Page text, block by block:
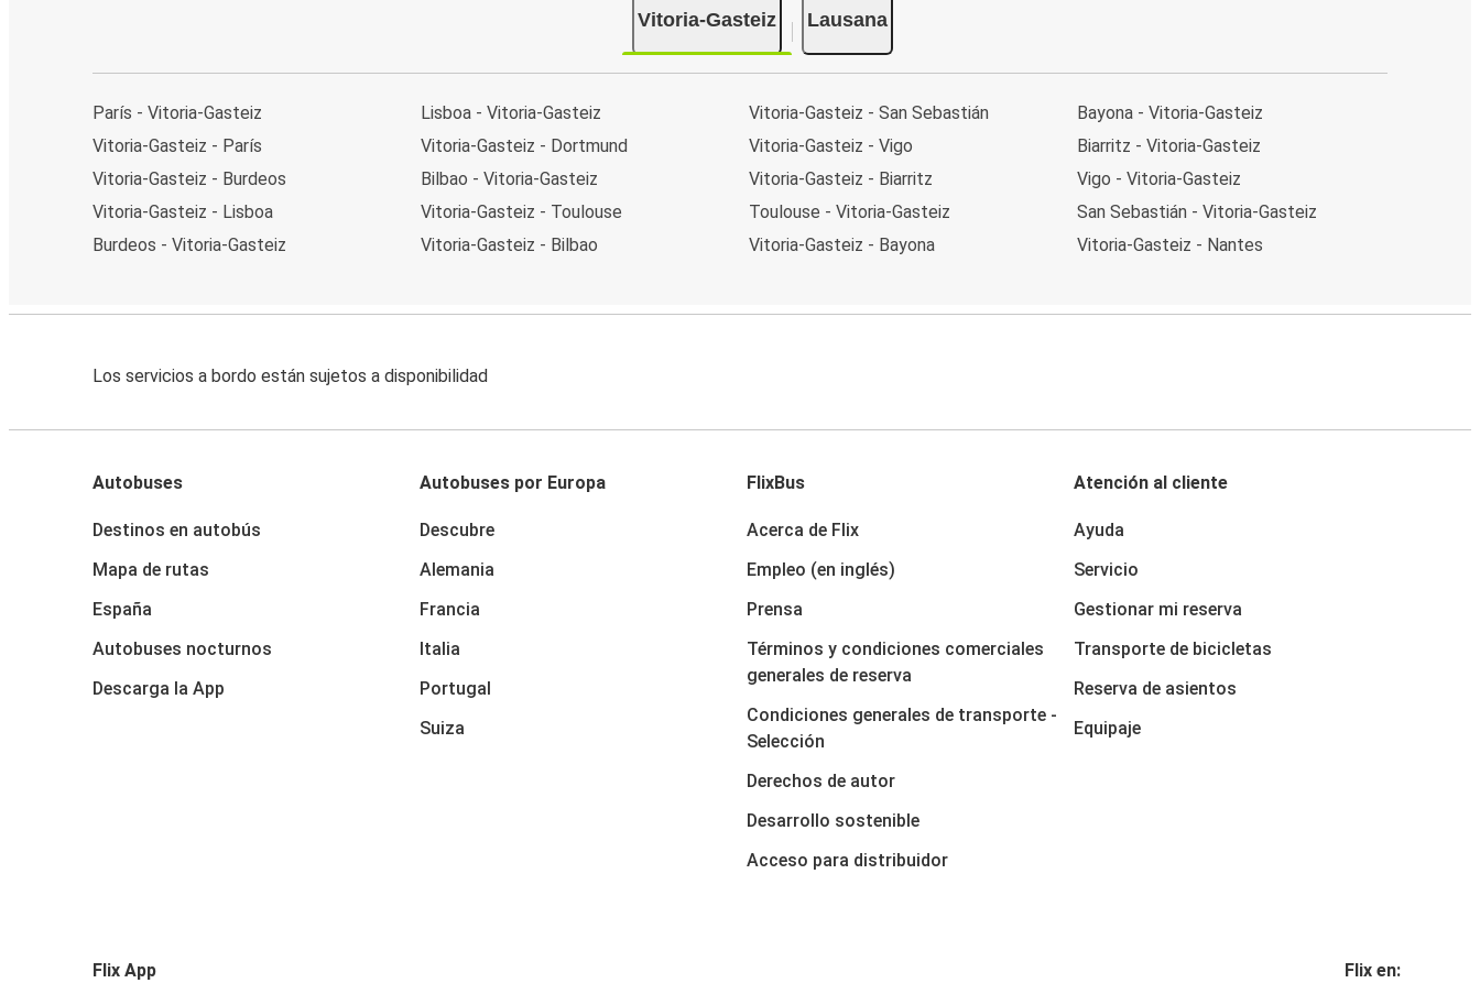
Vitoria-Gasteiz Lausana
París - Vitoria-Gasteiz
Vitoria-Gasteiz - París
Vitoria-Gasteiz - Burdeos
Vitoria-Gasteiz - Lisboa
Burdeos - Vitoria-Gasteiz
Lisboa - Vitoria-Gasteiz
Vitoria-Gasteiz - Dortmund
Bilbao - Vitoria-Gasteiz
Vitoria-Gasteiz - Toulouse
Vitoria-Gasteiz - Bilbao
Vitoria-Gasteiz - San Sebastián
Vitoria-Gasteiz - Vigo
Vitoria-Gasteiz - Biarritz
Toulouse - Vitoria-Gasteiz
Vitoria-Gasteiz - Bayona
Bayona - Vitoria-Gasteiz
Biarritz - Vitoria-Gasteiz
Vigo - Vitoria-Gasteiz
San Sebastián - Vitoria-Gasteiz
Vitoria-Gasteiz - Nantes
Los servicios a bordo están sujetos a disponibilidad
Autobuses
Destinos en autobús
Mapa de rutas
España
Autobuses nocturnos
Descarga la App
Autobuses por Europa
Descubre
Alemania
Francia
Italia
Portugal
Suiza
FlixBus
Acerca de Flix
Empleo (en inglés)
Prensa
Términos y condiciones comerciales
generales de reserva
Condiciones generales de transporte -
Selección
Derechos de autor
Desarrollo sostenible
Acceso para distribuidor
Atención al cliente
Ayuda
Servicio
Gestionar mi reserva
Transporte de bicicletas
Reserva de asientos
Equipaje
Flix App Flix en: